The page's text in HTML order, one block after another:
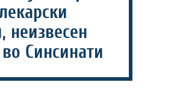
неизвесен
Синсинати